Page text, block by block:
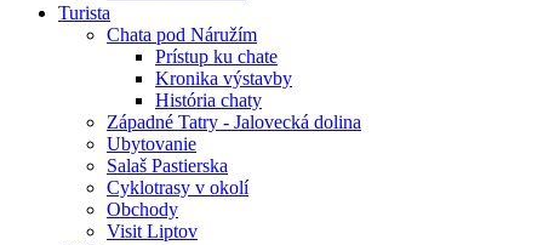
Turista
Chata pod Náružím
Prístup ku chate
Kronika výstavby
História chaty
Západné Tatry - Jalovecká dolina
Ubytovanie
Salaš Pastierska
Cyklotrasy v okolí
Obchody
Visit Liptov